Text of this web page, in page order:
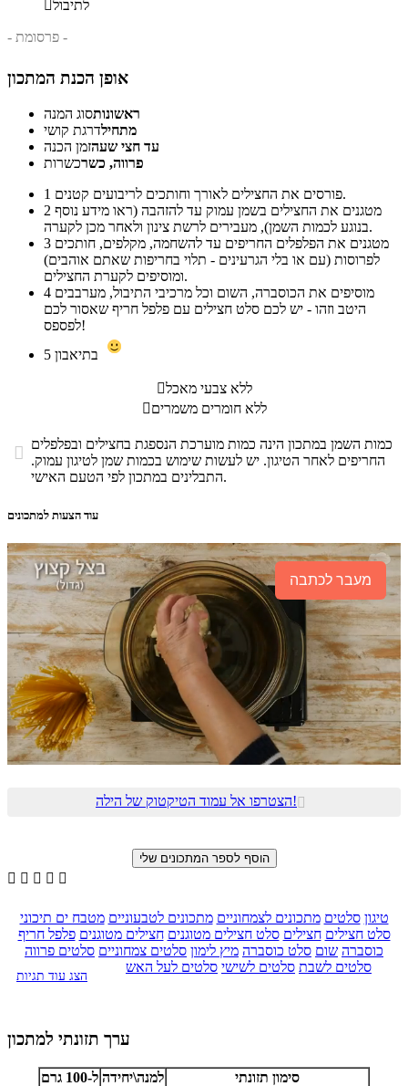
לתיבול
- פרסומת -
אופן הכנת המתכון
ראשונותסוג המנה
מתחילדרגת קושי
עד חצי שעהזמן הכנה
פרווה, כשרכשרות
1
פורסים את החצילים לאורך וחותכים לריבועים קטנים.
2
בנוגע לכמות השמן), מעבירים לרשת צינון ולאחר מכן לקערה.
3
לפרוסות (עם או בלי הגרעינים - תלוי בחריפות שאתם אוהבים)
ומוסיפים לקערת החצילים.
4
היטב וזהו - יש לכם סלט חצילים עם פלפל חריף שאסור לכם
לפספס!
5
ללא צבעי מאכל
ללא חומרים משמרים
 כמות השמן במתכון הינה כמות מוערכת הנספגת בחצילים ובפלפלים
החריפים לאחר הטיגון. יש לעשות שימוש בכמות שמן לטיגון עמוק.
התבלינים במתכון לפי הטעם האישי.
עוד הצעות למתכונים
מעבר לכתבה
הצטרפו אל עמוד הטיקטוק של הילה!
    
טיגון סלטים מתכונים לצמחוניים מתכונים לטבעוניים מטבח ים תיכוני
סלט חצילים חצילים סלט חצילים מטוגנים חצילים מטוגנים פלפל חריף
כוסברה שום סלט כוסברה מיץ לימון סלטים צמחוניים סלטים פרווה
סלטים לשבת סלטים לשישי סלטים לעל האש
הצג עוד תגיות
ערך תזונתי למתכון
סימון תזונתי למנה\יחידה ל-100 גרם